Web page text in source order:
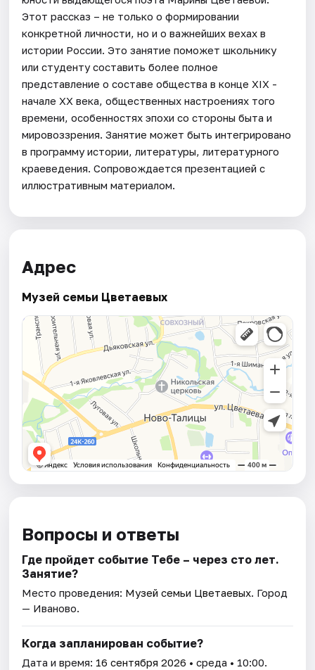
Этот рассказ – не только о формировании
конкретной личности, но и о важнейших вехах в
истории России. Это занятие поможет школьнику
или студенту составить более полное
представление о составе общества в конце XIX -
начале XX века, общественных настроениях того
времени, особенностях эпохи со стороны быта и
мировоззрения. Занятие может быть интегрировано
в программу истории, литературы, литературного
краеведения. Сопровождается презентацией с
иллюстративным материалом.
Адрес
Музей семьи Цветаевых
Вопросы и ответы
Где пройдет событие Тебе – через сто лет.
Занятие?
Место проведения: Музей семьи Цветаевых. Город
— Иваново.
Когда запланирован событие?
Дата и время: 16 сентября 2026 • среда • 10:00.